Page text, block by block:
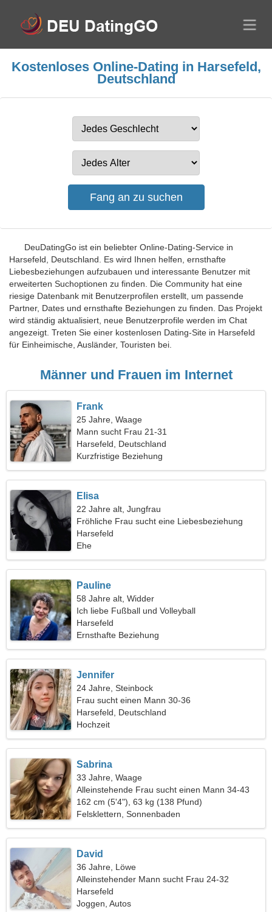
Kostenloses Online-Dating in Harsefeld,
Deutschland
DeuDatingGo ist ein beliebter Online-Dating-Service in
Harsefeld, Deutschland. Es wird Ihnen helfen, ernsthafte
Liebesbeziehungen aufzubauen und interessante Benutzer mit
erweiterten Suchoptionen zu finden. Die Community hat eine
riesige Datenbank mit Benutzerprofilen erstellt, um passende
Partner, Dates und ernsthafte Beziehungen zu finden. Das Projekt
wird ständig aktualisiert, neue Benutzerprofile werden im Chat
angezeigt. Treten Sie einer kostenlosen Dating-Site in Harsefeld
für Einheimische, Ausländer, Touristen bei.
Männer und Frauen im Internet
Frank
25 Jahre, Waage
Mann sucht Frau 21-31
Harsefeld, Deutschland
Kurzfristige Beziehung
Elisa
22 Jahre alt, Jungfrau
Fröhliche Frau sucht eine Liebesbeziehung
Harsefeld
Ehe
Pauline
58 Jahre alt, Widder
Ich liebe Fußball und Volleyball
Harsefeld
Ernsthafte Beziehung
Jennifer
24 Jahre, Steinbock
Frau sucht einen Mann 30-36
Harsefeld, Deutschland
Hochzeit
Sabrina
33 Jahre, Waage
Alleinstehende Frau sucht einen Mann 34-43
162 cm (5'4"), 63 kg (138 Pfund)
Felsklettern, Sonnenbaden
David
36 Jahre, Löwe
Alleinstehender Mann sucht Frau 24-32
Harsefeld
Joggen, Autos